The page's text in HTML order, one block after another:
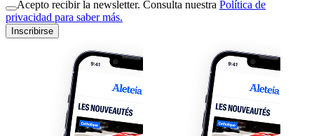
Acepto recibir la newsletter. Consulta nuestra Política de
privacidad para saber más.
Inscribirse